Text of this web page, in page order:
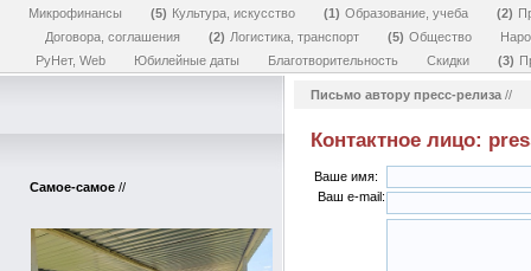
Микрофинансы
5 Культура, искусство 1 Образование, учеба 2
Договора, соглашения
2 Логистика, транспорт 5 Общество
РуНет, Web
Юбилейные даты Благотворительность Скидки 3
Самое-самое //
Письмо автору пресс-релиза //
Контактное лицо:
Ваше имя:
Ваш e-mail: